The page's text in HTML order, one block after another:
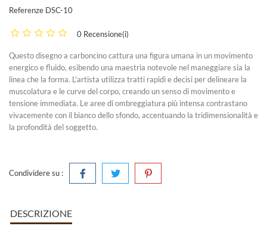
Referenze DSC-10
0 Recensione(i)
Questo disegno a carboncino cattura una figura umana in un movimento
energico e fluido, esibendo una maestria notevole nel maneggiare sia la
linea che la forma. L'artista utilizza tratti rapidi e decisi per delineare la
muscolatura e le curve del corpo, creando un senso di movimento e
tensione immediata. Le aree di ombreggiatura più intensa contrastano
vivacemente con il bianco dello sfondo, accentuando la tridimensionalità e
la profondità del soggetto.
Condividere su :
DESCRIZIONE